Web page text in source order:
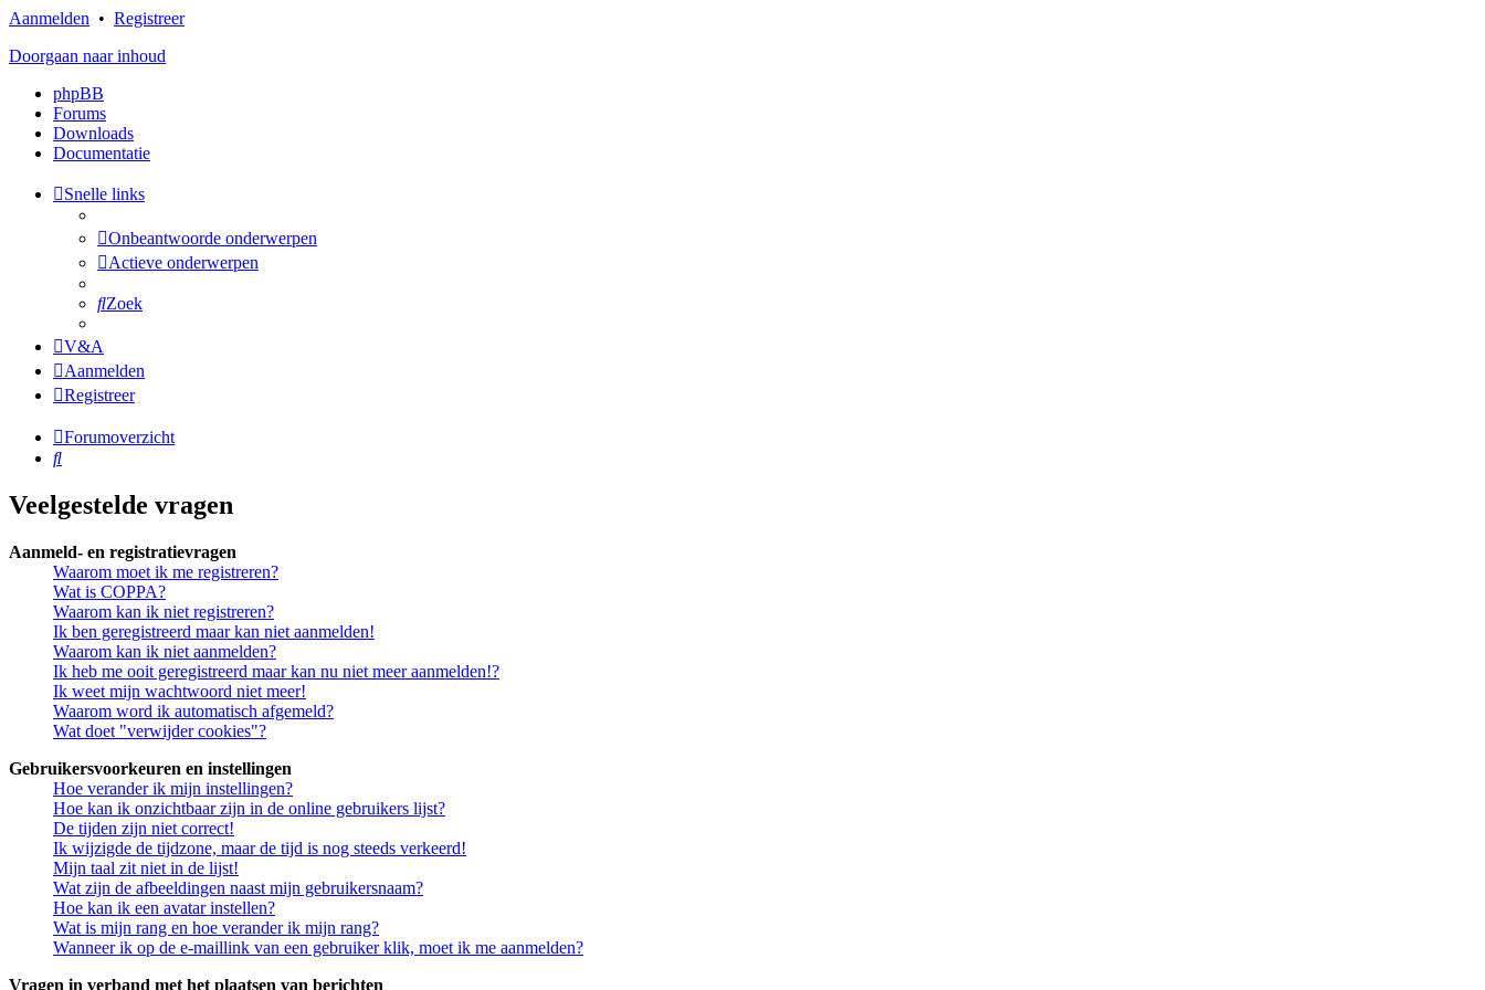
Aanmelden • Registreer
Doorgaan naar inhoud
phpBB
Forums
Downloads
Documentatie
Snelle links
Onbeantwoorde onderwerpen
Actieve onderwerpen
Zoek
V&A
Aanmelden
Registreer
Forumoverzicht
Zoek
Veelgestelde vragen
Aanmeld- en registratievragen
Waarom moet ik me registreren?
Wat is COPPA?
Waarom kan ik niet registreren?
Ik ben geregistreerd maar kan niet aanmelden!
Waarom kan ik niet aanmelden?
Ik heb me ooit geregistreerd maar kan nu niet meer aanmelden!?
Ik weet mijn wachtwoord niet meer!
Waarom word ik automatisch afgemeld?
Wat doet "verwijder cookies"?
Gebruikersvoorkeuren en instellingen
Hoe verander ik mijn instellingen?
Hoe kan ik onzichtbaar zijn in de online gebruikers lijst?
De tijden zijn niet correct!
Ik wijzigde de tijdzone, maar de tijd is nog steeds verkeerd!
Mijn taal zit niet in de lijst!
Wat zijn de afbeeldingen naast mijn gebruikersnaam?
Hoe kan ik een avatar instellen?
Wat is mijn rang en hoe verander ik mijn rang?
Wanneer ik op de e-maillink van een gebruiker klik, moet ik me aanmelden?
Vragen in verband met het plaatsen van berichten